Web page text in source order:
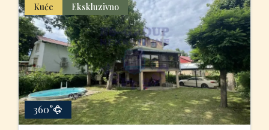
Kuće Ekskluzivno
360°